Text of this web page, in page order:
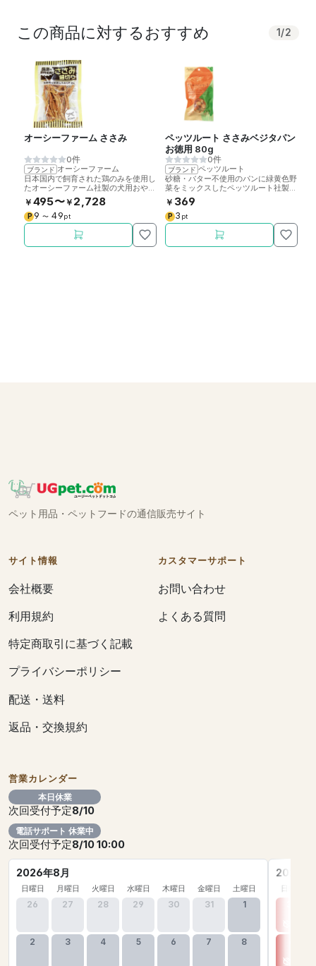
この商品に対するおすすめ 1 /2
オーシーファーム ささみ
0件
ブランド オーシーファーム
日本国内で飼育された鶏のみを使用し
たオーシーファーム社製の犬用おやつ
です。適度な噛みごたえ。添加物不使
用。
￥ 495〜￥ 2,728
P 9 〜 49pt
ペッツルート ささみベジタパン
お徳用 80g
0件
ブランド ペッツルート
砂糖・バター不使用のパンに緑黄色野
菜をミックスしたペッツルート社製の
犬用おやつです。
￥ 369
P 3 pt
ペット用品・ペットフードの通信販売サイト
サイト情報
会社概要
利用規約
特定商取引に基づく記載
プライバシーポリシー
配送・送料
返品・交換規約
カスタマーサポート
お問い合わせ
よくある質問
営業カレンダー
本日休業
次回受付予定8/10
電話サポート 休業中
次回受付予定8/10 10:00
2026年8月
日曜日 月曜日 火曜日 水曜日 木曜日 金曜日 土曜日
26 27 28 29 30 31 1
2 3 4 5 6 7 8
2026年
日曜日